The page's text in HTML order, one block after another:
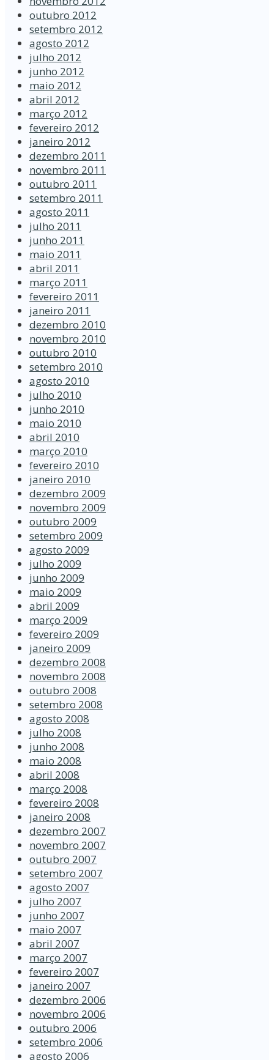
outubro 2012
setembro 2012
agosto 2012
julho 2012
junho 2012
maio 2012
abril 2012
março 2012
fevereiro 2012
janeiro 2012
dezembro 2011
novembro 2011
outubro 2011
setembro 2011
agosto 2011
julho 2011
junho 2011
maio 2011
abril 2011
março 2011
fevereiro 2011
janeiro 2011
dezembro 2010
novembro 2010
outubro 2010
setembro 2010
agosto 2010
julho 2010
junho 2010
maio 2010
abril 2010
março 2010
fevereiro 2010
janeiro 2010
dezembro 2009
novembro 2009
outubro 2009
setembro 2009
agosto 2009
julho 2009
junho 2009
maio 2009
abril 2009
março 2009
fevereiro 2009
janeiro 2009
dezembro 2008
novembro 2008
outubro 2008
setembro 2008
agosto 2008
julho 2008
junho 2008
maio 2008
abril 2008
março 2008
fevereiro 2008
janeiro 2008
dezembro 2007
novembro 2007
outubro 2007
setembro 2007
agosto 2007
julho 2007
junho 2007
maio 2007
abril 2007
março 2007
fevereiro 2007
janeiro 2007
dezembro 2006
novembro 2006
outubro 2006
setembro 2006
agosto 2006